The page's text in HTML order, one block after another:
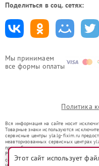
Мы принимаем
все формы оплаты
Поделиться в соц. сетях:
Политика
Вся информация на сайте носит
Товарные знаки используются
сервисные центры yla.lg-fixim.ru
неавторизованных сервисных центрах
правообладателями товарных знаков
Ремонт осуществляется для устройств,
со статьей 1487 ГК РФ.
Этот сайт использует